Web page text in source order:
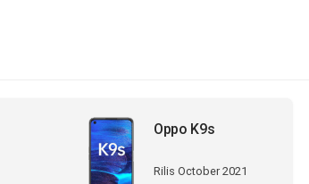
Oppo K9s
Rilis October 2021